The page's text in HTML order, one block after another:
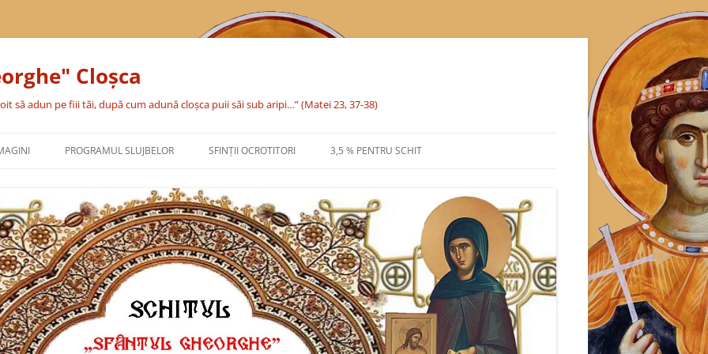
Cloşca
să adun pe fiii tăi, după cum adună cloşca puii săi sub aripi…” (Matei 23, 37-38)
PROGRAMUL SLUJBELOR SFINŢII OCROTITORI
SFÂNTUL MARE MUCENIC
GHEORGHE
3,5 % PENTRU SCHIT